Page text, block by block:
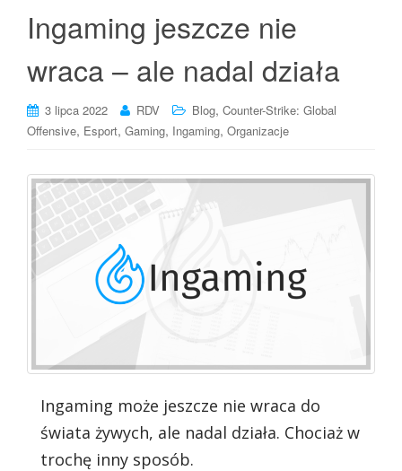
Ingaming jeszcze nie
wraca – ale nadal działa
3 lipca 2022 RDV Blog, Counter-Strike: Global
Offensive, Esport, Gaming, Ingaming, Organizacje
Ingaming może jeszcze nie wraca do
świata żywych, ale nadal działa. Chociaż w
trochę inny sposób.